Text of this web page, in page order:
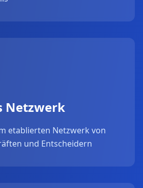
Netzwerk
etablierten Netzwerk von
und Entscheidern